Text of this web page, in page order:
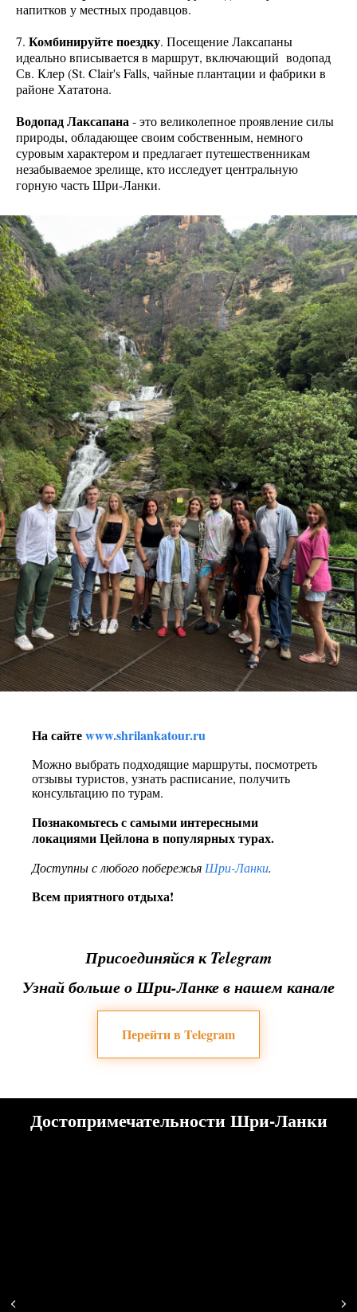
напитков у местных продавцов.
7. Комбинируйте поездку. Посещение Лаксапаны
идеально вписывается в маршрут, включающий водопад
Св. Клер (St. Clair's Falls, чайные плантации и фабрики в
районе Хататона.
Водопад Лаксапана- это великолепное проявление силы
природы, обладающее своим собственным, немного
суровым характером и предлагает путешественникам
незабываемое зрелище, кто исследует центральную
горную часть Шри-Ланки.
На сайтеwww.shrilankatour.ru
Можно выбрать подходящие маршруты, посмотреть
отзывы туристов, узнать расписание, получить
консультацию по турам.
Познакомьтесь с самыми интересными
локациями Цейлона впопулярных турах.
Доступны с любого побережья Шри-Ланки.
Всем приятного отдыха!
Присоединяйся к Telegram
Узнай больше о Шри-Ланке в нашем канале
Перейти в Telegram
Достопримечательности Шри-Ланки